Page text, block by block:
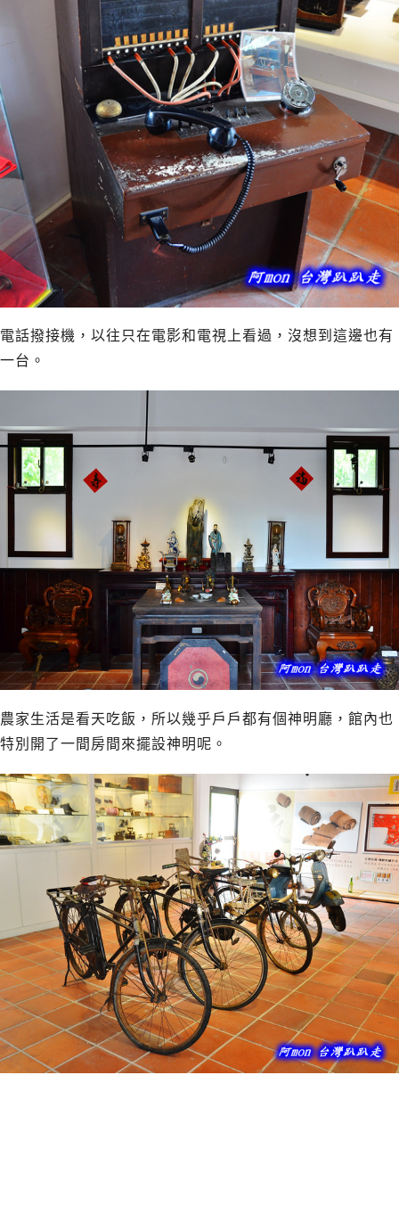
電話撥接機，以往只在電影和電視上看過，沒想到這邊也有
一台。
農家生活是看天吃飯，所以幾乎戶戶都有個神明廳，館內也
特別開了一間房間來擺設神明呢。